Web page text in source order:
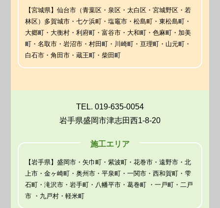
【宮城県】仙台市（青葉区・泉区・太白区・宮城野区・若
林区）多賀城市・七ケ浜町・塩竈市・松島町・東松島町・
大郷町・大衡村・利府町・富谷市・大和町・色麻町・加美
町・名取市・岩沼市・村田町・川崎町・亘理町・山元町・
白石市・角田市・蔵王町・柴田町
TEL. 019-635-0054
岩手県盛岡市津志田西1-8-20
施工エリア
【岩手県】盛岡市・矢巾町・紫波町・花巻市・遠野市・北
上市・金ヶ崎町・奥州市・平泉町・一関市・西和賀町・雫
石町・滝沢市・岩手町・八幡平市・葛巻町 ・一戸町・二戸
市 ・九戸村・軽米町